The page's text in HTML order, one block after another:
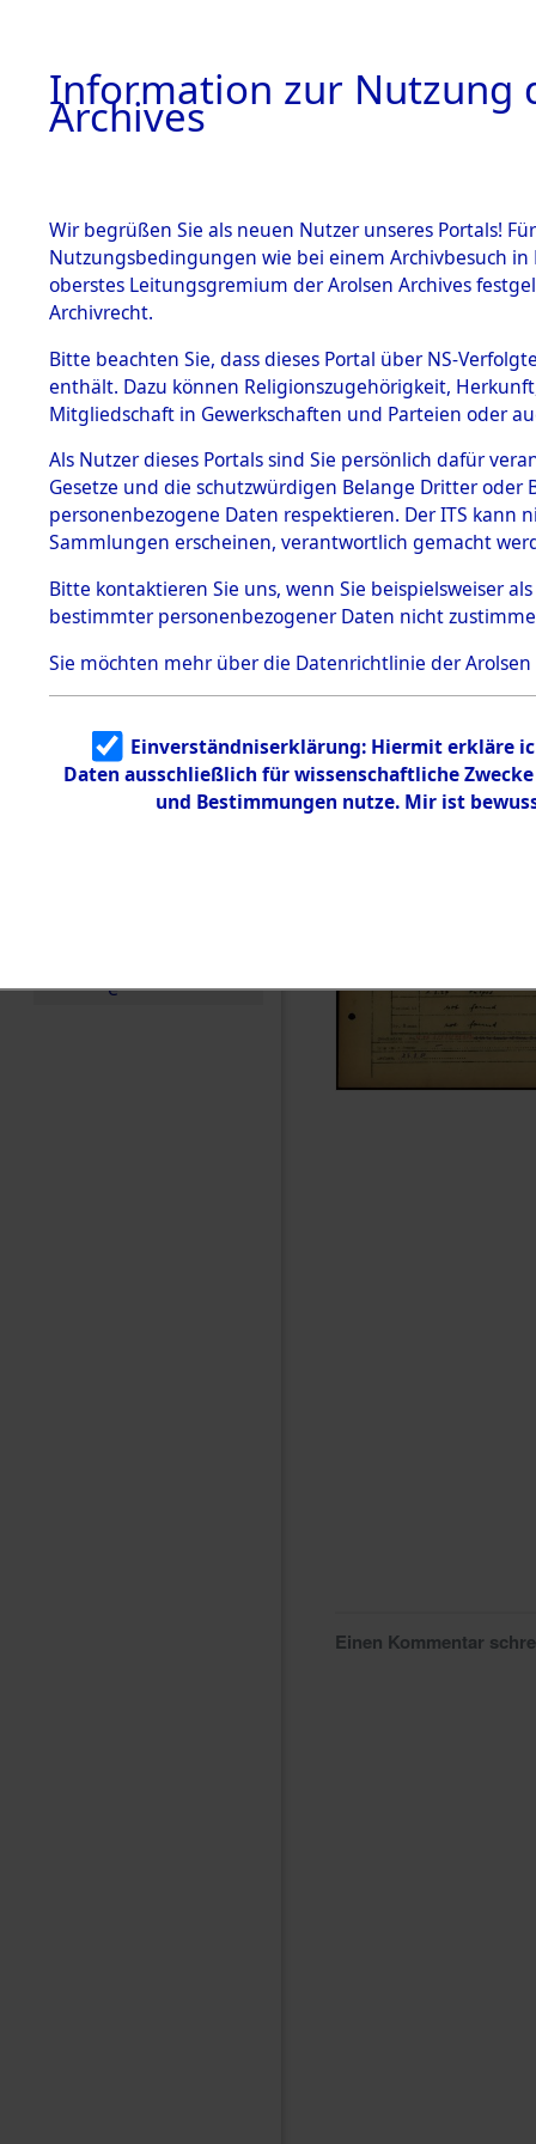
BESTÄNDE
1.
mente
5. Verschiedenes
5.3
Todesmärsche
5.3.1 Alliierte
Erhebungen
zu
Todesmärsch
en
5.3.2
Identifizierun
g
5.3.3
Todesmärsch
e
Dead -
Branch -
0151
Einen Kommentar
Information zur Nutzung
Archives
Wir begrüßen Sie als neuen Nutzer unseres Portals!
Nutzungsbedingungen wie bei einem Archivbesuch
oberstes Leitungsgremium der Arolsen Archives
Archivrecht.
Bitte beachten Sie, dass dieses Portal über NS-
enthält. Dazu können Religionszugehörigkeit,
Mitgliedschaft in Gewerkschaften und Parteien oder
Als Nutzer dieses Portals sind Sie persönlich dafür
Gesetze und die schutzwürdigen Belange Dritter
personenbezogene Daten respektieren. Der ITS
Sammlungen erscheinen, verantwortlich gemacht
Bitte kontaktieren Sie uns, wenn Sie beispielsweiser
bestimmter personenbezogener Daten nicht
Sie möchten mehr über die Datenrichtlinie der Arolsen
Einverständniserklärung: Hiermit erkläre
Daten ausschließlich für wissenschaftliche
und Bestimmungen nutze. Mir ist